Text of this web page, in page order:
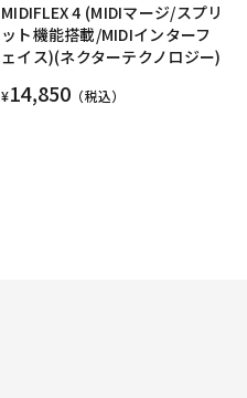
MIDIFLEX 4 (MIDIマージ/スプリ
ット機能搭載/MIDIインターフ
ェイス)(ネクターテクノロジー)
¥14,850 （税込）